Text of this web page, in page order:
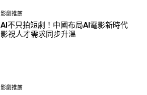
影劇推薦
AI不只拍短劇！中國布局AI電影新時代
影視人才需求同步升溫
影劇推薦